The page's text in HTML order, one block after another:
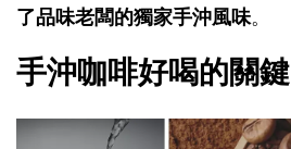
了品味老闆的獨家手沖風味。
手沖咖啡好喝的關鍵